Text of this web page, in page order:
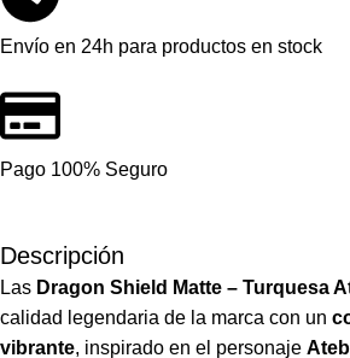
Envío en 24h para productos en stock
Pago 100% Seguro
Descripción
Las Dragon Shield Matte – Turquesa
calidad legendaria de la marca con un
vibrante, inspirado en el personaje